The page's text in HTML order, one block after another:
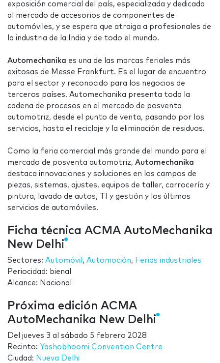
exposición comercial del país, especializada y dedicada
al mercado de accesorios de componentes de
automóviles, y se espera que atraiga a profesionales de
la industria de la India y de todo el mundo.
Automechanika es una de las marcas feriales más
exitosas de Messe Frankfurt. Es el lugar de encuentro
para el sector y reconocido para los negocios de
terceros países. Automechanika presenta toda la
cadena de procesos en el mercado de posventa
automotriz, desde el punto de venta, pasando por los
servicios, hasta el reciclaje y la eliminación de residuos.
Como la feria comercial más grande del mundo para el
mercado de posventa automotriz, Automechanika
destaca innovaciones y soluciones en los campos de
piezas, sistemas, ajustes, equipos de taller, carrocería y
pintura, lavado de autos, TI y gestión y los últimos
servicios de automóviles.
Ficha técnica ACMA AutoMechanika
New Delhi
Sectores: Automóvil , Automoción, Ferias industriales
Periocidad: bienal
Alcance: Nacional
Próxima edición ACMA
AutoMechanika New Delhi
Del jueves 3 al sábado 5 febrero 2028
Recinto: Yashobhoomi Convention Centre
Ciudad: Nueva Delhi